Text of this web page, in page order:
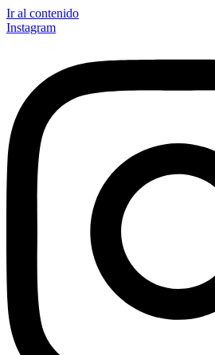
Ir al contenido
Instagram